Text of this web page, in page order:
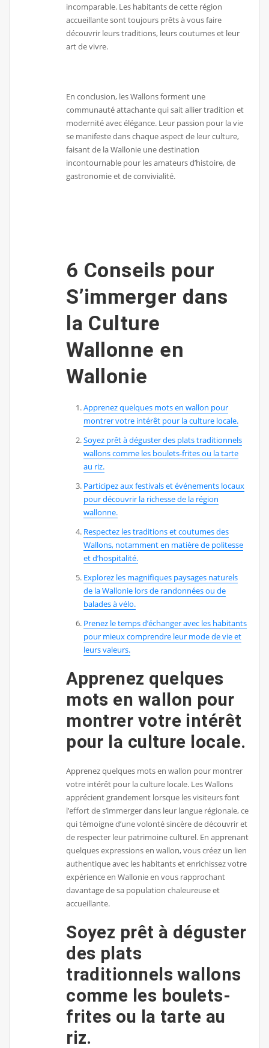
incomparable. Les habitants de cette région
accueillante sont toujours prêts à vous faire
découvrir leurs traditions, leurs coutumes et leur
art de vivre.
En conclusion, les Wallons forment une
communauté attachante qui sait allier tradition et
modernité avec élégance. Leur passion pour la vie
se manifeste dans chaque aspect de leur culture,
faisant de la Wallonie une destination
incontournable pour les amateurs d’histoire, de
gastronomie et de convivialité.
6 Conseils pour
S’immerger dans
la Culture
Wallonne en
Wallonie
Apprenez quelques mots en wallon pour
montrer votre intérêt pour la culture locale.
Soyez prêt à déguster des plats traditionnels
wallons comme les boulets-frites ou la tarte
au riz.
Participez aux festivals et événements locaux
pour découvrir la richesse de la région
wallonne.
Respectez les traditions et coutumes des
Wallons, notamment en matière de politesse
et d’hospitalité.
Explorez les magnifiques paysages naturels
de la Wallonie lors de randonnées ou de
balades à vélo.
Prenez le temps d’échanger avec les habitants
pour mieux comprendre leur mode de vie et
leurs valeurs.
Apprenez quelques
mots en wallon pour
montrer votre intérêt
pour la culture locale.
Apprenez quelques mots en wallon pour montrer
votre intérêt pour la culture locale. Les Wallons
apprécient grandement lorsque les visiteurs font
l’effort de s’immerger dans leur langue régionale, ce
qui témoigne d’une volonté sincère de découvrir et
de respecter leur patrimoine culturel. En apprenant
quelques expressions en wallon, vous créez un lien
authentique avec les habitants et enrichissez votre
expérience en Wallonie en vous rapprochant
davantage de sa population chaleureuse et
accueillante.
Soyez prêt à déguster
des plats
traditionnels wallons
comme les boulets-
frites ou la tarte au
riz.